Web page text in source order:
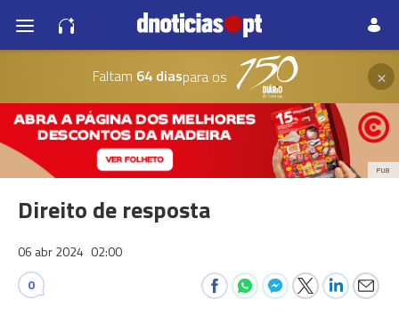
Faltam 64 diaspara os ×
PUB
Direito de resposta
06 abr 2024 02:00
0